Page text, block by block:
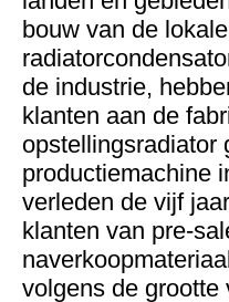
bouw van de
de industrie,
klanten aan de
opstellingsradiator
productiemachine
verleden de vijf
klanten van pre-
volgens de grootte